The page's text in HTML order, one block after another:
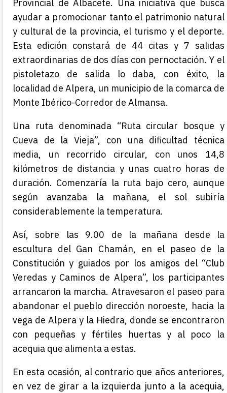
Provincial de Albacete. Una iniciativa que busca
ayudar a promocionar tanto el patrimonio natural
y cultural de la provincia, el turismo y el deporte.
Esta edición constará de 44 citas y 7 salidas
extraordinarias de dos días con pernoctación. Y el
pistoletazo de salida lo daba, con éxito, la
localidad de Alpera, un municipio de la comarca de
Monte Ibérico-Corredor de Almansa.
Una ruta denominada “Ruta circular bosque y
Cueva de la Vieja”, con una dificultad técnica
media, un recorrido circular, con unos 14,8
kilómetros de distancia y unas cuatro horas de
duración. Comenzaría la ruta bajo cero, aunque
según avanzaba la mañana, el sol subiría
considerablemente la temperatura.
Así, sobre las 9.00 de la mañana desde la
escultura del Gan Chamán, en el paseo de la
Constitución y guiados por los amigos del “Club
Veredas y Caminos de Alpera”, los participantes
arrancaron la marcha. Atravesaron el paseo para
abandonar el pueblo dirección noroeste, hacia la
vega de Alpera y la Hiedra, donde se encontraron
con pequeñas y fértiles huertas y al poco la
acequia que alimenta a estas.
En esta ocasión, al contrario que años anteriores,
en vez de girar a la izquierda junto a la acequia,